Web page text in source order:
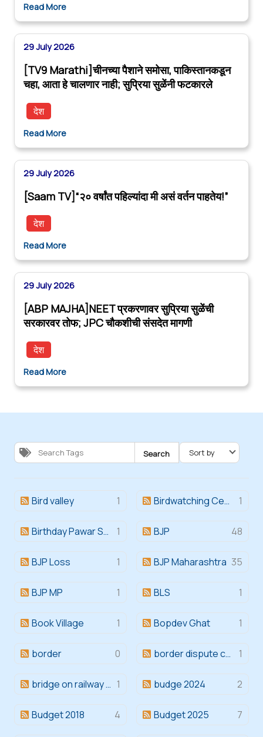
Read More
29 July 2026
[TV9 Marathi]चीनच्या पैशाने समोसा, पाकिस्तानकडून
चहा, आता हे चालणार नाही; सुप्रिया सुळेंनी फटकारले
देश
Read More
29 July 2026
[Saam TV]“२० वर्षांत पहिल्यांदा मी असं वर्तन पाहतेय!”
देश
Read More
29 July 2026
[ABP MAJHA]NEET प्रकरणावर सुप्रिया सुळेंची
सरकारवर तोफ; JPC चौकशीची संसदेत मागणी
देश
Read More
Search
Bird valley 1 Birdwatching Center Indapur 1
Birthday Pawar Saheb 1 BJP 48
BJP Loss 1 BJP Maharashtra 35
BJP MP 1 BLS 1
Book Village 1 Bopdev Ghat 1
border 0 border dispute case 1
bridge on railway track 1 budge 2024 2
Budget 2018 4 Budget 2025 7